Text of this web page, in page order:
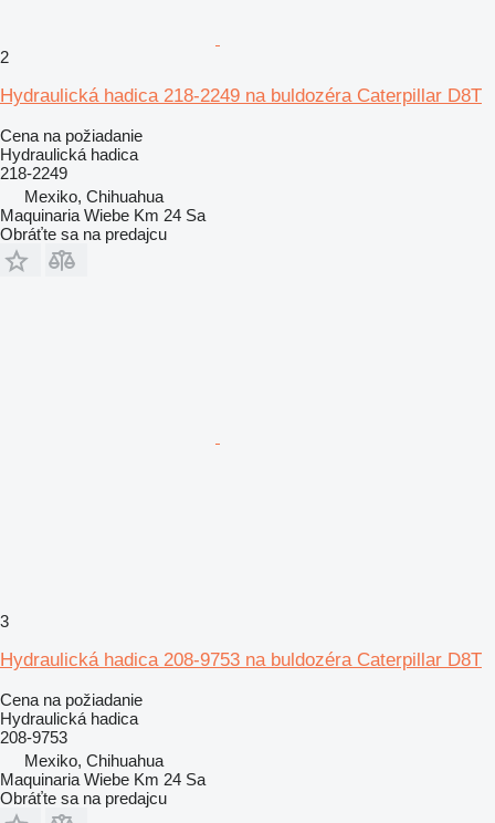
2
Hydraulická hadica 218-2249 na buldozéra Caterpillar D8T
Cena na požiadanie
Hydraulická hadica
218-2249
Mexiko, Chihuahua
Maquinaria Wiebe Km 24 Sa
Obráťte sa na predajcu
3
Hydraulická hadica 208-9753 na buldozéra Caterpillar D8T
Cena na požiadanie
Hydraulická hadica
208-9753
Mexiko, Chihuahua
Maquinaria Wiebe Km 24 Sa
Obráťte sa na predajcu